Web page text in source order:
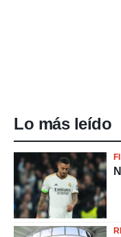
Lo más leído